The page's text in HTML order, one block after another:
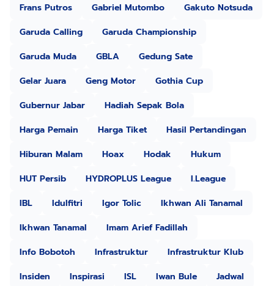
Frans Putros
Gabriel Mutombo
Gakuto Notsuda
Garuda Calling
Garuda Championship
Garuda Muda
GBLA
Gedung Sate
Gelar Juara
Geng Motor
Gothia Cup
Gubernur Jabar
Hadiah Sepak Bola
Harga Pemain
Harga Tiket
Hasil Pertandingan
Hiburan Malam
Hoax Hodak
Hukum
HUT Persib
HYDROPLUS League
I.League
IBL
Idulfitri Igor Tolic
Ikhwan Ali Tanamal
Ikhwan Tanamal
Imam Arief Fadillah
Info Bobotoh
Infrastruktur
Infrastruktur Klub
Insiden
Inspirasi ISL Iwan Bule Jadwal